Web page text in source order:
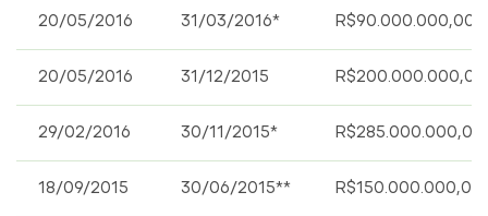
20/05/2016 31/03/2016* R$90.000.000,00
20/05/2016 31/12/2015 R$200.000.000,00
29/02/2016 30/11/2015* R$285.000.000,00
18/09/2015 30/06/2015** R$150.000.000,00